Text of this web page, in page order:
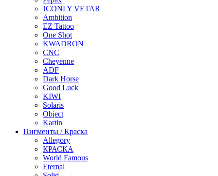
JCONLY VETAR
Ambition
EZ Tattoo
One Shot
KWADRON
CNC
Cheyenne
ADF
Dark Horse
Good Luck
KIWI
Solaris
Object
Kartin
Пигменты / Краска
Allegory
КРАСКА
World Famous
Eternal